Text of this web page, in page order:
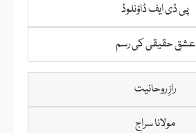
پی ڈی ایف ڈاؤنلوڈ
عشقِ حقیقی کی رسم
رازِ روحانیت
مولانا سراج